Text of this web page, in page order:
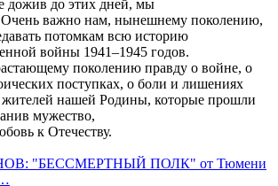
дожив до этих дней, мы
важно нам, нынешнему поколению,
потомкам всю историю
войны 1941–1945 годов.
поколению правду о войне, о
поступках, о боли и лишениях
нашей Родины, которые прошли
мужество,
к Отечеству.